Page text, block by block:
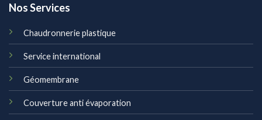
Nos Services
Chaudronnerie plastique
Service international
Géomembrane
Couverture anti évaporation